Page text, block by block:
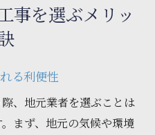
事を選ぶメリッ
る利便性
、地元業者を選ぶことは
まず、地元の気候や環境